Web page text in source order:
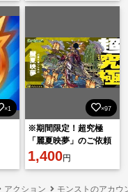
×1 ×97
※期間限定！超究極
「麗夏映夢」のご依頼
はこちらへ！
1,400円
アクション モンストのアカウ